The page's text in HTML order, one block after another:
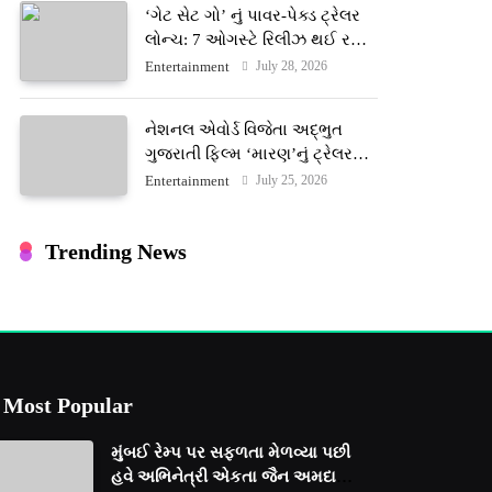
‘ગેટ સેટ ગો’ નું પાવર-પેક્ડ ટ્રેલર
લોન્ચ: 7 ઓગસ્ટે રિલીઝ થઈ રહેલ
આ ફિલ્મમાં હાઇ-ટેક VFX જોવા
Entertainment July 28, 2026
નેશનલ એવોર્ડ વિજેતા અદ્ભુત
ગુજરાતી ફિલ્મ ‘મારણ’નું ટ્રેલર
જાહેર: ૩૧ જુલાઈના રોજ થશે
Entertainment July 25, 2026
Trending News
Most Popular
મુંબઈ રેમ્પ પર સફળતા મેળવ્યા પછી
હવે અભિનેત્રી એકતા જૈન અમદાવાદ